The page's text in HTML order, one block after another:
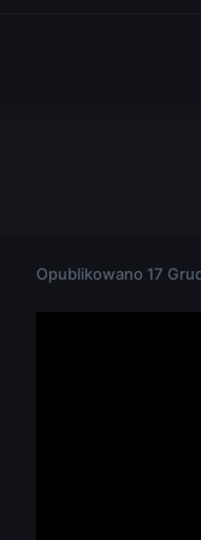
Opublikowano 17